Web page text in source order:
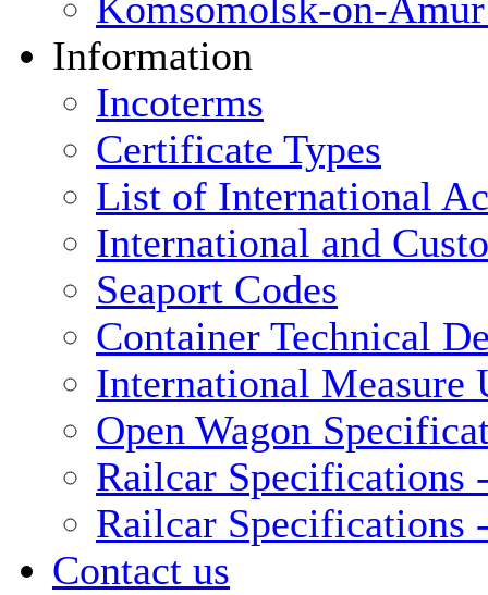
Komsomolsk-on-
Information
Incoterms
Certificate Types
List of International
International and
Seaport Codes
Container Technical
International Measure
Open Wagon
Railcar Specifications
Railcar Specifications
Contact us